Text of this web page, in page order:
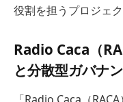
役割を担うプロジェク
Radio Caca（
と分散型ガバナ